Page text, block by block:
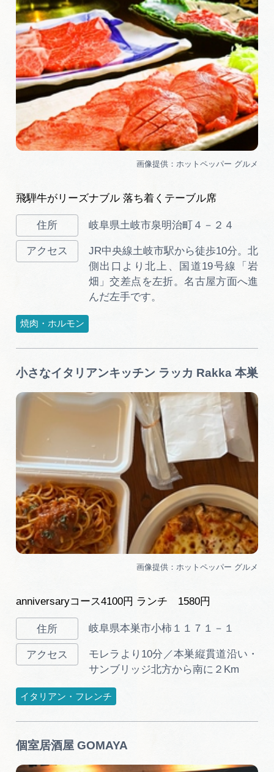
飛騨牛がリーズナブル 落ち着くテーブル席
岐阜県土岐市泉明治町４－２４
JR中央線土岐市駅から徒歩10分。北
側出口より北上、国道19号線「岩
畑」交差点を左折。名古屋方面へ進
んだ左手です。
焼肉・ホルモン
小さなイタリアンキッチン ラッカ Rakka 本巣
anniversaryコース4100円 ランチ 1580円
岐阜県本巣市小柿１１７１－１
モレラより10分／本巣縦貫道沿い・
サンブリッジ北方から南に２Km
イタリアン・フレンチ
個室居酒屋 GOMAYA